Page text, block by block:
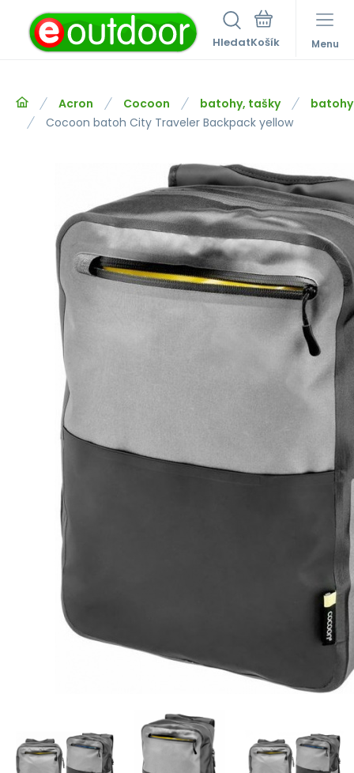
Hledat Menu
Acron Cocoon batohy, tašky
batohy
Cocoon batoh City Traveler Backpack yellow